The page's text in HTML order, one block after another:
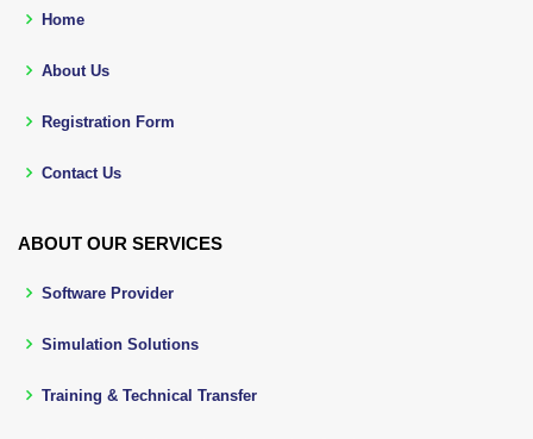
Home
About Us
Registration Form
Contact Us
ABOUT OUR SERVICES
Software Provider
Simulation Solutions
Training & Technical Transfer